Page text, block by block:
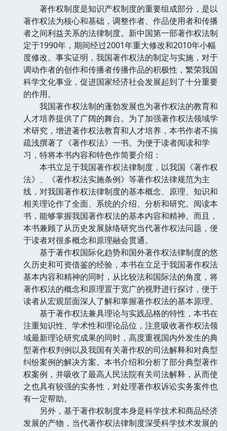
著作权制度是知识产权制度的重要组成部分，是以
著作权法为核心和基础，调整作者、作品使用者和传播
者之间利益关系的法律制度。新中国第一部著作权法制
定于1990年，期间经过2001年重大修改和2010年小幅
度修改。事实证明，我国著作权法的制定与实施，对于
调动作者的创作和传播者传播作品的积极性，繁荣我国
科学文化事业，促进国家经济社会发展起到了十分重要
的作用。
我国著作权法制的蓬勃发展也为著作权法的教育和
人才培养提供了广阔的舞台。为了加强著作权法领域学
术研究，增进著作权法教育和人才培养，本书作者不揣
疏浅撰著了《著作权法》一书。为便于读者阅读和学
习，特将本书内容和特色作简要介绍：
本书立足于我国著作权法律制度，以我国《著作权
法》、《著作权法实施条例》等著作权法律规范为主
线，对我国著作权法律制度的基本概念、原理、知识和
相关理论作了全面、系统的介绍、分析和研究。阅读本
书，能够掌握我国著作权法的基本内容和精神。而且，
本书兼顾了从历史发展脉络研究当代著作权法问题，便
于读者对很多概念和原理融会贯通。
基于著作权国际化趋势和国外著作权法律制度的悠
久历史和可资借鉴的经验，本书在立足于我国著作权法
基本内容和精神的同时，从比较法和国际法的角度，将
著作权法的概念和原理置于宽广的视野进行探讨，便于
读者从宏观层面深人了解和掌握著作权法的基本原理。
基于著作权法兼具理论与实践品格的特性，本书在
注重知识性、学术性和理论品位，注意吸收著作权法领
域最新理论研究成果的同时，高度重视国内外发生的典
型著作权判例以及我国有关著作权的司法解释和对典型
纠纷案例的解决方案。本书介绍和分析了部分典型著作
权案例，并吸收了最高人民法院有关司法解释，从而使
之也具有较强的实务性，对处理著作权诉讼实务案件也
有一定帮助。
另外，基于著作权制度本身是科学技术和商品经济
发展的产物，当代著作权法律制度深受科学技术发展的